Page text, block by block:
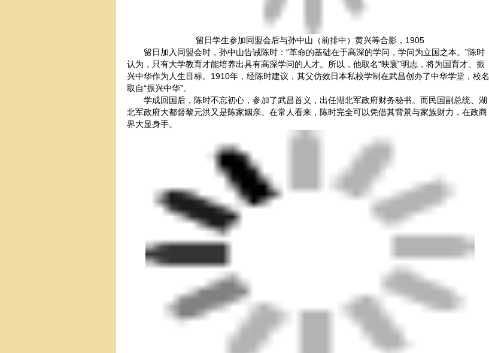
留日学生参加同盟会后与孙中山（前排中）黄兴等合影，1905
留日加入同盟会时，孙中山告诫陈时：“革命的基础在于高深的学问，学问为立国之本。”陈时
认为，只有大学教育才能培养出具有高深学问的人才。所以，他取名“映寰”明志，将为国育才、振
兴中华作为人生目标。1910年，经陈时建议，其父仿效日本私校学制在武昌创办了中华学堂，校名
取自“振兴中华”。
学成回国后，陈时不忘初心，参加了武昌首义，出任湖北军政府财务秘书。而民国副总统、湖
北军政府大都督黎元洪又是陈家姻亲。在常人看来，陈时完全可以凭借其背景与家族财力，在政商
界大显身手。